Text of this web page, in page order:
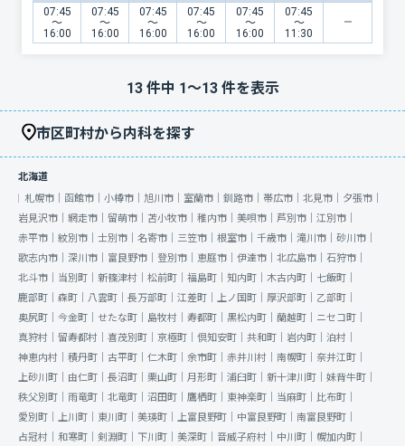
07:45
〜
16:00
07:45
〜
16:00
07:45
〜
16:00
07:45
〜
16:00
07:45
〜
16:00
07:45
〜
11:30
13件中 1〜13件を表示
市区町村から内科を探す
北海道
札幌市｜ 函館市｜ 小樽市｜ 旭川市｜ 室蘭市｜ 釧路市｜ 帯広市｜ 北見市｜ 夕張市｜
岩見沢市｜ 網走市｜ 留萌市｜ 苫小牧市｜ 稚内市｜ 美唄市｜ 芦別市｜ 江別市｜
赤平市｜ 紋別市｜ 士別市｜ 名寄市｜ 三笠市｜ 根室市｜ 千歳市｜ 滝川市｜ 砂川市｜
歌志内市｜ 深川市｜ 富良野市｜ 登別市｜ 恵庭市｜ 伊達市｜ 北広島市｜ 石狩市｜
北斗市｜ 当別町｜ 新篠津村｜ 松前町｜ 福島町｜ 知内町｜ 木古内町｜ 七飯町｜
鹿部町｜ 森町｜ 八雲町｜ 長万部町｜ 江差町｜ 上ノ国町｜ 厚沢部町｜ 乙部町｜
奥尻町｜ 今金町｜ せたな町｜ 島牧村｜ 寿都町｜ 黒松内町｜ 蘭越町｜ ニセコ町｜
真狩村｜ 留寿都村｜ 喜茂別町｜ 京極町｜ 倶知安町｜ 共和町｜ 岩内町｜ 泊村｜
神恵内村｜ 積丹町｜ 古平町｜ 仁木町｜ 余市町｜ 赤井川村｜ 南幌町｜ 奈井江町｜
上砂川町｜ 由仁町｜ 長沼町｜ 栗山町｜ 月形町｜ 浦臼町｜ 新十津川町｜ 妹背牛町｜
秩父別町｜ 雨竜町｜ 北竜町｜ 沼田町｜ 鷹栖町｜ 東神楽町｜ 当麻町｜ 比布町｜
愛別町｜ 上川町｜ 東川町｜ 美瑛町｜ 上富良野町｜ 中富良野町｜ 南富良野町｜
占冠村｜ 和寒町｜ 剣淵町｜ 下川町｜ 美深町｜ 音威子府村｜ 中川町｜ 幌加内町｜